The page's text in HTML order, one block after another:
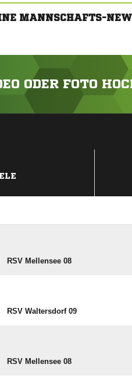
MANNSCHAFTS-
ODER FOTO
RSV Mellensee 08
RSV Waltersdorf 09
RSV Mellensee 08